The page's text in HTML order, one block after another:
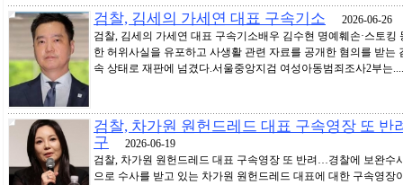
검찰, 김세의 가세연 대표 구속기소 2026-06-26
검찰, 김세의 가세연 대표 구속기소배우 김수현 명예훼손·스토
한 허위사실을 유포하고 사생활 관련 자료를 공개한 혐의를 받는
속 상태로 재판에 넘겼다.서울중앙지검 여성아동범죄조사2부는....
검찰, 차가원 원헌드레드 대표 구속영장 또
구 2026-06-19
검찰, 차가원 원헌드레드 대표 구속영장 또 반려…경찰에 보완수
으로 수사를 받고 있는 차가원 원헌드레드 대표에 대한 구속영장